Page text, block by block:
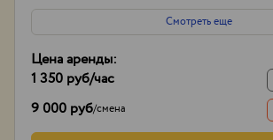
Смотреть еще
Цена аренды:
1 350 руб/час
9 000 руб/смена